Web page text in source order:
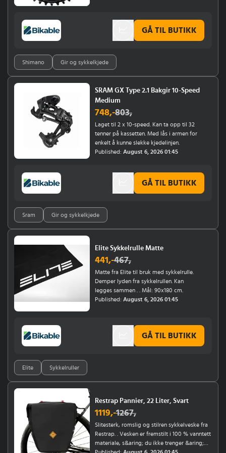
Shimano Gir og sykkelkjede
GÅ TIL BUTIKK
SRAM GX Type 2.1 Bakgir 10-Speed
Medium
748,-803,
Laget til 2 x 10-speed. Kan ta opp til 32
tenner på kassetten. Med lås i armen for
enkelt å kunne slekke kjedelinjen.
Published: August 6, 2026 01:45
Sram Gir og sykkelkjede
GÅ TIL BUTIKK
Elite Sykkelrulle Matte
441,-467,
Matte fra Elite til bruk med sykkelrulle.
Demper lyden fra sykkelrullen. Kan
legges sammen . . Mål: 90x180 cm.
Published: August 6, 2026 01:45
Elite Sykkelruller
GÅ TIL BUTIKK
Restrap Pannier, 22 Liter, Svart
1119,-1267,
Slitesterk, romslig og stilren sykkelveske fra
Restrap. . Vesken er fremstilt i 100 % vanntett
materiale, s&aring; du ikke trenger &aring;
v&aelig;re nerv&oslash;s for at oppakningen
Published: August 6, 2026 01:45